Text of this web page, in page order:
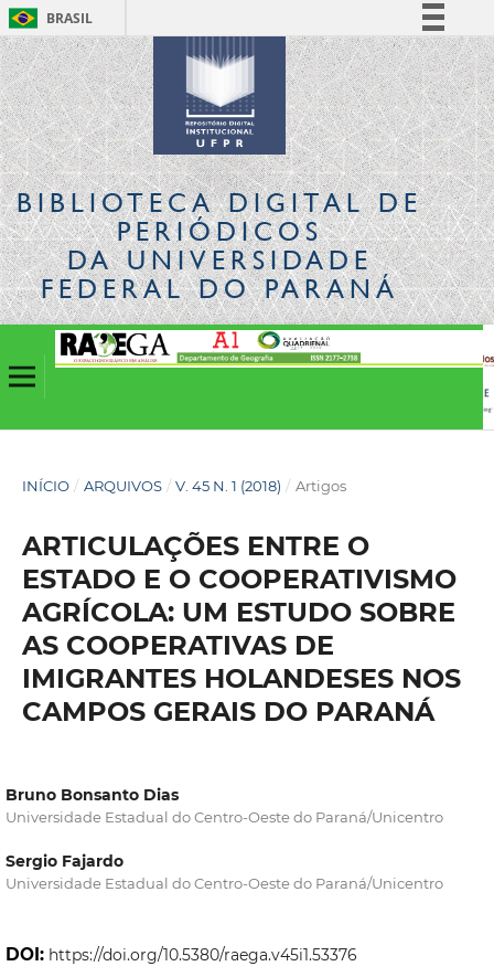
BRASIL
Simplifique!
Comunica BR
Participe
Acesso à informação
Legislação
Canais
BIBLIOTECA DIGITALDE
PERIÓDICOS
DA UNIVERSIDADE
FEDERAL DO PARANÁ
INÍCIO / ARQUIVOS / V. 45 N. 1 (2018) / Artigos
ARTICULAÇÕES ENTRE O
ESTADO E O COOPERATIVISMO
AGRÍCOLA: UM ESTUDO SOBRE
AS COOPERATIVAS DE
IMIGRANTES HOLANDESES NOS
CAMPOS GERAIS DO PARANÁ
Bruno Bonsanto Dias
Universidade Estadual do Centro-Oeste do Paraná/Unicentro
Sergio Fajardo
Universidade Estadual do Centro-Oeste do Paraná/Unicentro
DOI: https://doi.org/10.5380/raega.v45i1.53376